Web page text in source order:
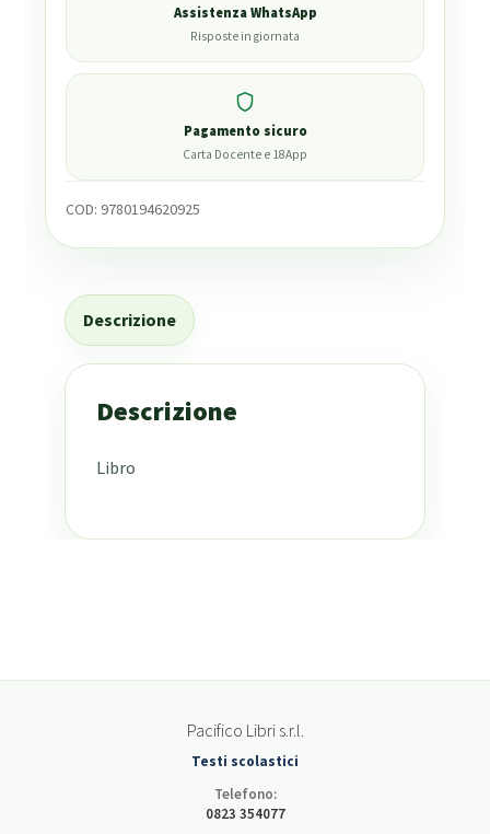
Assistenza WhatsApp
Risposte in giornata
Pagamento sicuro
Carta Docente e 18App
COD: 9780194620925
Descrizione
Descrizione
Libro
Pacifico Libri s.r.l.
Testi scolastici
Telefono:
0823 354077